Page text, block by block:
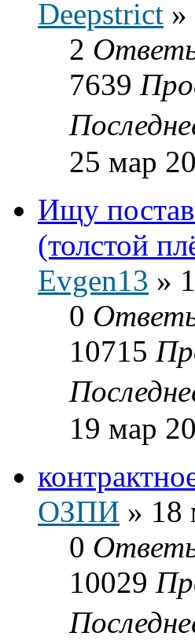
Deepstrict »
2
7639
25 мар
Ищу
(толстой
Evgen13 »
0
10715
19 мар
ОЗПИ » 18
0
10029